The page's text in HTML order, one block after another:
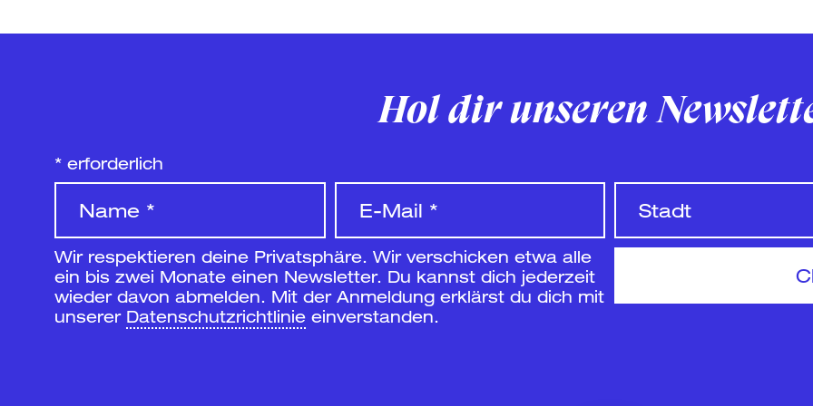
Hol dir unseren
* erforderlich
Wir respektieren deine Privatsphäre. Wir verschicken etwa alle
ein bis zwei Monate einen Newsletter. Du kannst dich jederzeit
wieder davon abmelden. Mit der Anmeldung erklärst du dich mit
unserer Datenschutzrichtlinie einverstanden.